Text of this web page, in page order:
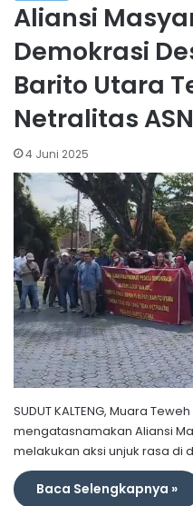
Aliansi
Demokrasi
Barito Utara
Netralitas ASN
4 Juni 2025
SUDUT KALTENG, Muara
mengatasnamakan Aliansi
melakukan aksi unjuk rasa di
Baca Selengkapnya »